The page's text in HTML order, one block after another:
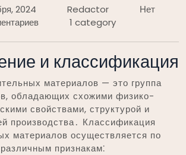
2024 Redactor
Нет
1 category
и классификация
материалов — это группа
обладающих схожими физико-
свойствами, структурой и
производства․ Классификация
материалов осуществляется по
различным признакам⁚